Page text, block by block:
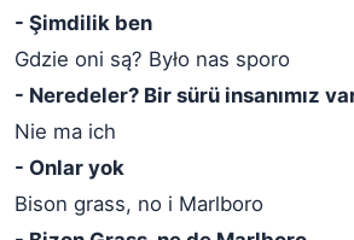
- Şimdilik ben
Gdzie oni są? Było nas sporo
- Neredeler? Bir sürü insanımız
Nie ma ich
- Onlar yok
Bison grass, no i Marlboro